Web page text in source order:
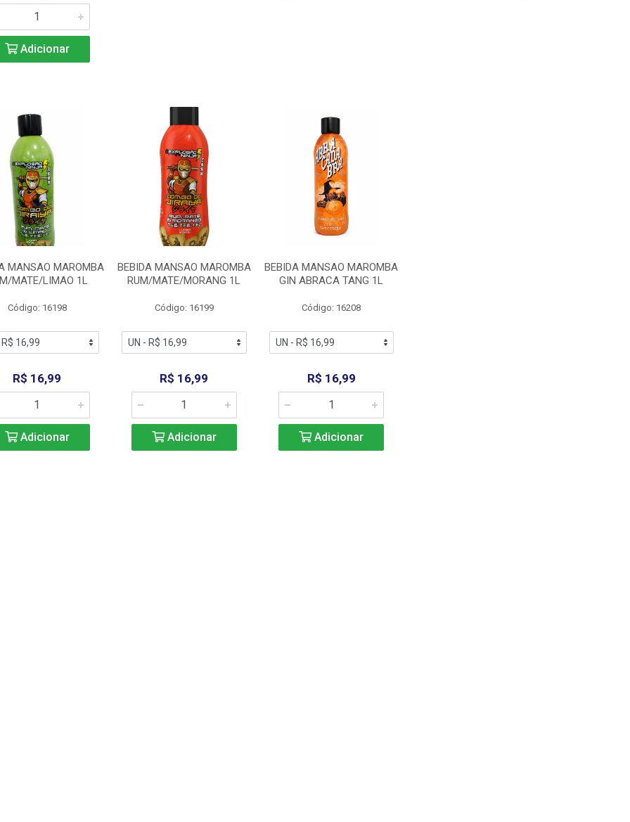
Adicionar
MANSAO MAROMBA
MATE/LIMAO 1L
Código: 16198
R$ 16,99
Adicionar
BEBIDA MANSAO MAROMBA
RUM/MATE/MORANG 1L
Código: 16199
R$ 16,99
Adicionar
BEBIDA MANSAO MAROMBA
GIN ABRACA TANG 1L
Código: 16208
R$ 16,99
Adicionar